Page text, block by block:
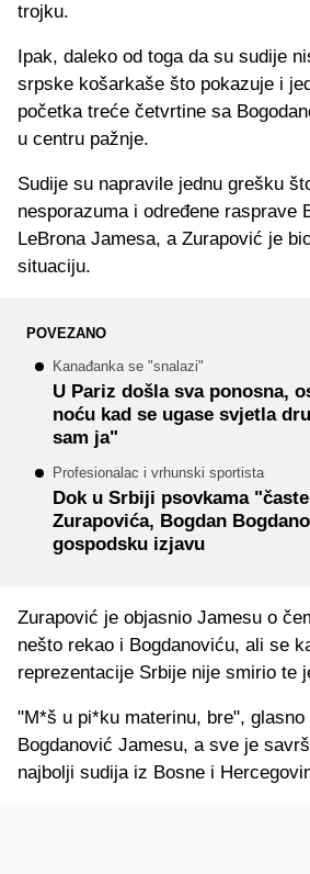
trojku.
Ipak, daleko od toga da su sudije
srpske košarkaše što pokazuje i
početka treće četvrtine sa
u centru pažnje.
Sudije su napravile jednu grešku
nesporazuma i određene rasprave
LeBrona Jamesa, a Zurapović je
situaciju.
POVEZANO
Kanađanka se "snalazi"
U Pariz došla sva ponosna,
noću kad se ugase svjetla
sam ja"
Profesionalac i vrhunski sportista
Dok u Srbiji psovkama
Zurapovića, Bogdan
gospodsku izjavu
Zurapović je objasnio Jamesu o
nešto rekao i Bogdanoviću, ali se
reprezentacije Srbije nije smirio te
"M*š u pi*ku materinu, bre",
Bogdanović Jamesu, a sve je
najbolji sudija iz Bosne i